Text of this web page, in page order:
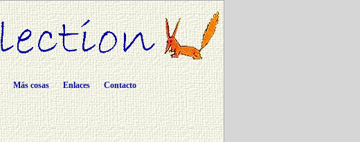
Más cosas Enlaces Contacto